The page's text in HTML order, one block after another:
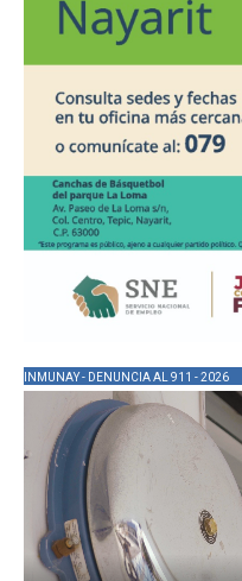
INMUNAY - DENUNCIA AL 911 - 2026